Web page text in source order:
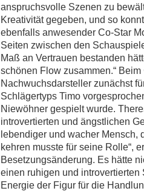
anspruchsvolle Szenen zu
Kreativität gegeben, und so
ebenfalls anwesender Co-Star
Seiten zwischen den
Maß an Vertrauen bestanden
schönen Flow zusammen.“
Nachwuchsdarsteller zunächst
Schlägertyps Timo
Niewöhner gespielt wurde.
introvertierten und ängstlichen
lebendiger und wacher Mensch,
kehren musste für seine Rolle“,
Besetzungsänderung. Es hätte
einen ruhigen und
Energie der Figur für die